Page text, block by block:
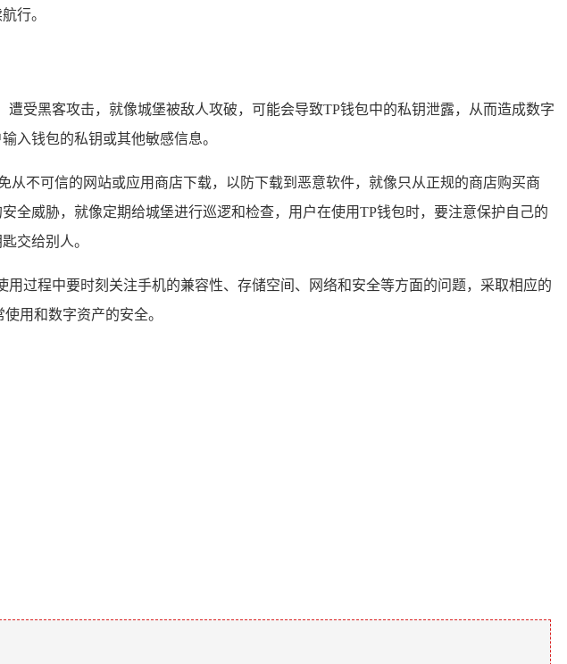
行。
受黑客攻击，就像城堡被敌人攻破，可能会导致TP钱包中的私钥泄露，从而造成数字
入钱包的私钥或其他敏感信息。
不可信的网站或应用商店下载，以防下载到恶意软件，就像只从正规的商店购买商
全威胁，就像定期给城堡进行巡逻和检查，用户在使用TP钱包时，要注意保护自己的
交给别人。
过程中要时刻关注手机的兼容性、存储空间、网络和安全等方面的问题，采取相应的
用和数字资产的安全。